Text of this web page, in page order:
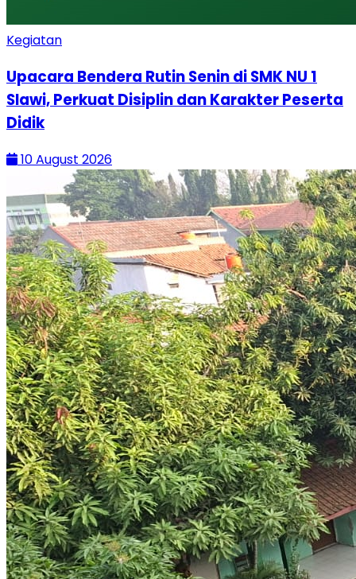
Kegiatan
Upacara Bendera Rutin Senin di SMK NU 1
Slawi, Perkuat Disiplin dan Karakter Peserta
Didik
10 August 2026